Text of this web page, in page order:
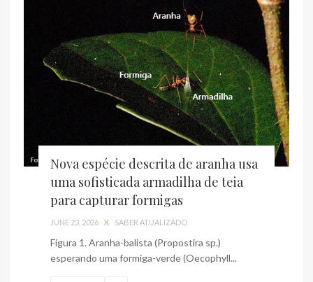
Nova espécie descrita de aranha usa
uma sofisticada armadilha de teia
para capturar formigas
JUNE 23, 2026 X SABER ATUALIZADO
Figura 1. Aranha-balista (Propostira sp.)
esperando uma formiga-verde (Oecophyll...